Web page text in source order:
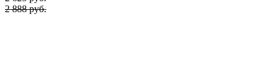
2 888 руб.